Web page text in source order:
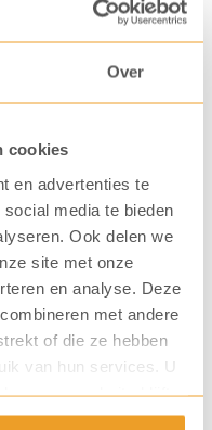
Over
cookies
en advertenties te
media te bieden
Ook delen we
site met onze
en analyse. Deze
met andere
of die ze hebben
van hun services. U
u onze website blijft
huren op
koffieautomaten
en favoriete koffie en
kopje koffie op
range aan
hoogwaardige